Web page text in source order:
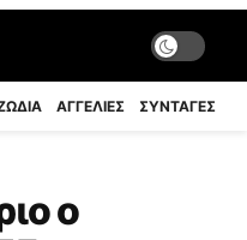
ΑΓΓΕΛΙΕΣ ΣΥΝΤΑΓΈΣ
ο